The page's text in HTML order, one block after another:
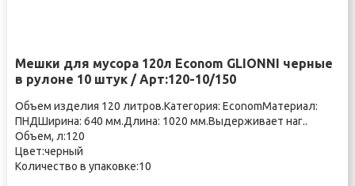
Мешки для мусора 120л Econom GLIONNI черные
в рулоне 10 штук / Арт:120-10/150
Объем изделия 120 литров.Категория: EconomМатериал:
ПНДШирина: 640 мм.Длина: 1020 мм.Выдерживает наг..
Объем, л:120
Цвет:черный
Количество в упаковке:10